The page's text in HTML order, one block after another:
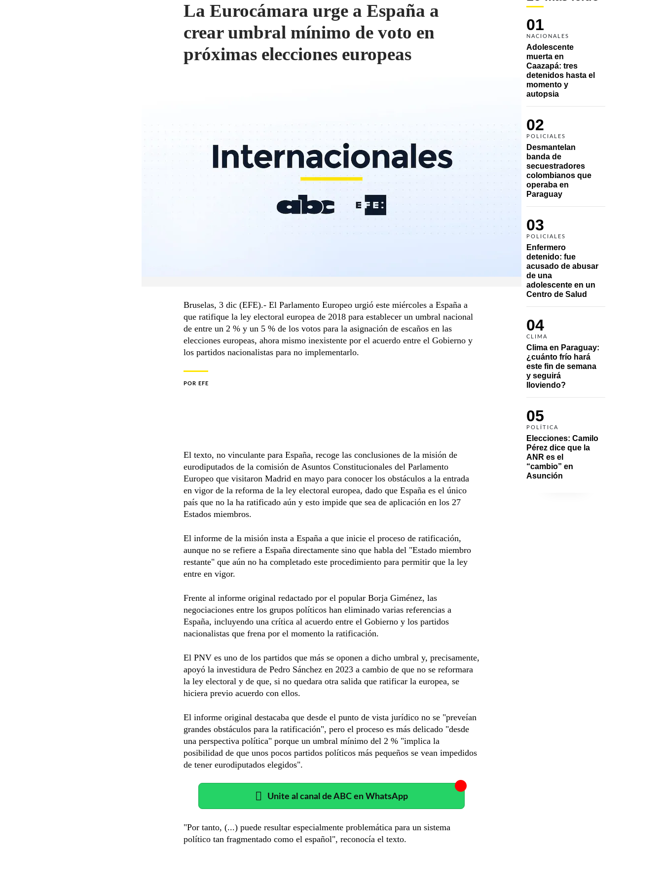
01
NACIONALES
Adolescente
muerta en
Caazapá: tres
detenidos hasta el
momento y
autopsia
02
POLICIALES
Desmantelan
banda de
secuestradores
colombianos que
operaba en
Paraguay
03
POLICIALES
Enfermero
detenido: fue
acusado de abusar
de una
adolescente en un
Centro de Salud
04
CLIMA
Clima en Paraguay:
¿cuánto frío hará
este fin de semana
y seguirá
lloviendo?
05
POLÍTICA
Elecciones: Camilo
Pérez dice que la
ANR es el
“cambio” en
Asunción
La Eurocámara urge a España a
crear umbral mínimo de voto en
próximas elecciones europeas
Bruselas, 3 dic (EFE).- El Parlamento Europeo urgió este miércoles a España a
que ratifique la ley electoral europea de 2018 para establecer un umbral nacional
de entre un 2 % y un 5 % de los votos para la asignación de escaños en las
elecciones europeas, ahora mismo inexistente por el acuerdo entre el Gobierno y
los partidos nacionalistas para no implementarlo.
POR EFE
El texto, no vinculante para España, recoge las conclusiones de la misión de
eurodiputados de la comisión de Asuntos Constitucionales del Parlamento
Europeo que visitaron Madrid en mayo para conocer los obstáculos a la entrada
en vigor de la reforma de la ley electoral europea, dado que España es el único
país que no la ha ratificado aún y esto impide que sea de aplicación en los 27
Estados miembros.
El informe de la misión insta a España a que inicie el proceso de ratificación,
aunque no se refiere a España directamente sino que habla del "Estado miembro
restante" que aún no ha completado este procedimiento para permitir que la ley
entre en vigor.
Frente al informe original redactado por el popular Borja Giménez, las
negociaciones entre los grupos políticos han eliminado varias referencias a
España, incluyendo una crítica al acuerdo entre el Gobierno y los partidos
nacionalistas que frena por el momento la ratificación.
El PNV es uno de los partidos que más se oponen a dicho umbral y, precisamente,
apoyó la investidura de Pedro Sánchez en 2023 a cambio de que no se reformara
la ley electoral y de que, si no quedara otra salida que ratificar la europea, se
hiciera previo acuerdo con ellos.
El informe original destacaba que desde el punto de vista jurídico no se "preveían
grandes obstáculos para la ratificación", pero el proceso es más delicado "desde
una perspectiva política" porque un umbral mínimo del 2 % "implica la
posibilidad de que unos pocos partidos políticos más pequeños se vean impedidos
de tener eurodiputados elegidos".
Unite al canal de ABC en WhatsApp
"Por tanto, (...) puede resultar especialmente problemática para un sistema
político tan fragmentado como el español", reconocía el texto.